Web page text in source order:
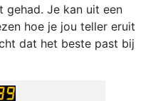
gehad. Je kan uit een
hoe je jou teller eruit
dat het beste past bij